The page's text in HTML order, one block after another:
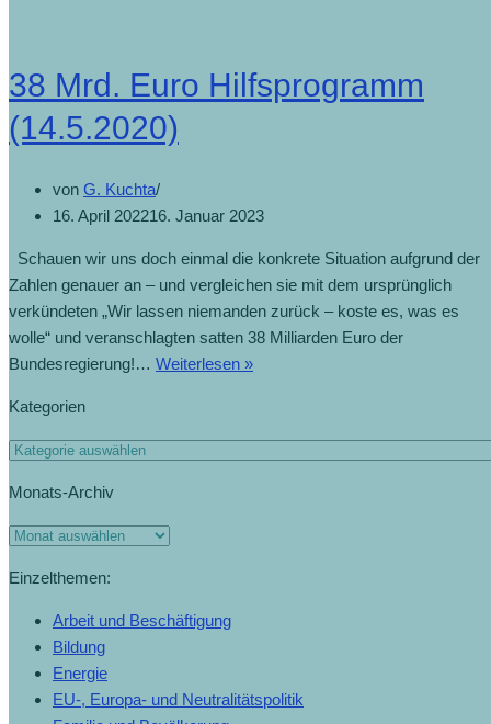
38 Mrd. Euro Hilfsprogramm
(14.5.2020)
von G. Kuchta
16. April 202216. Januar 2023
Schauen wir uns doch einmal die konkrete Situation aufgrund der
Zahlen genauer an – und vergleichen sie mit dem ursprünglich
verkündeten „Wir lassen niemanden zurück – koste es, was es
wolle“ und veranschlagten satten 38 Milliarden Euro der
Bundesregierung!… Weiterlesen »
Kategorien
Monats-Archiv
Einzelthemen:
Arbeit und Beschäftigung
Bildung
Energie
EU-, Europa- und Neutralitätspolitik